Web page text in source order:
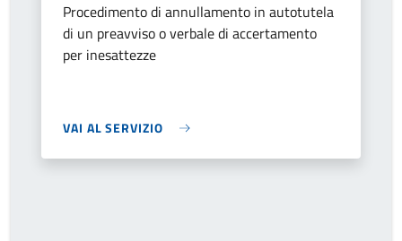
Procedimento di annullamento in autotutela
di un preavviso o verbale di accertamento
per inesattezze
VAI AL SERVIZIO